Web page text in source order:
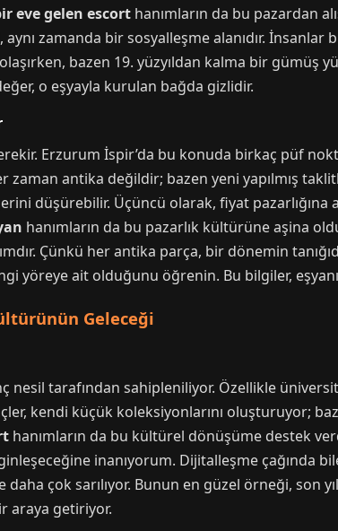
eve gelen escort hanımların da bu pazardan
zamanda bir sosyalleşme alanıdır. İnsanlar
bazen 19. yüzyıldan kalma bir gümüş
o eşyayla kurulan bağda gizlidir.
Erzurum İspir’da bu konuda birkaç püf
antika değildir; bazen yeni yapılmış
düşürebilir. Üçüncü olarak, fiyat pazarlığına
hanımların da bu pazarlık kültürüne aşina
Çünkü her antika parça, bir dönemin
yöreye ait olduğunu öğrenin. Bu bilgiler,
Geleceği
nesil tarafından sahipleniliyor. Özellikle
kendi küçük koleksiyonlarını oluşturuyor;
hanımların da bu kültürel dönüşüme destek
inanıyorum. Dijitalleşme çağında
çok sarılıyor. Bunun en güzel örneği, son
araya getiriyor.